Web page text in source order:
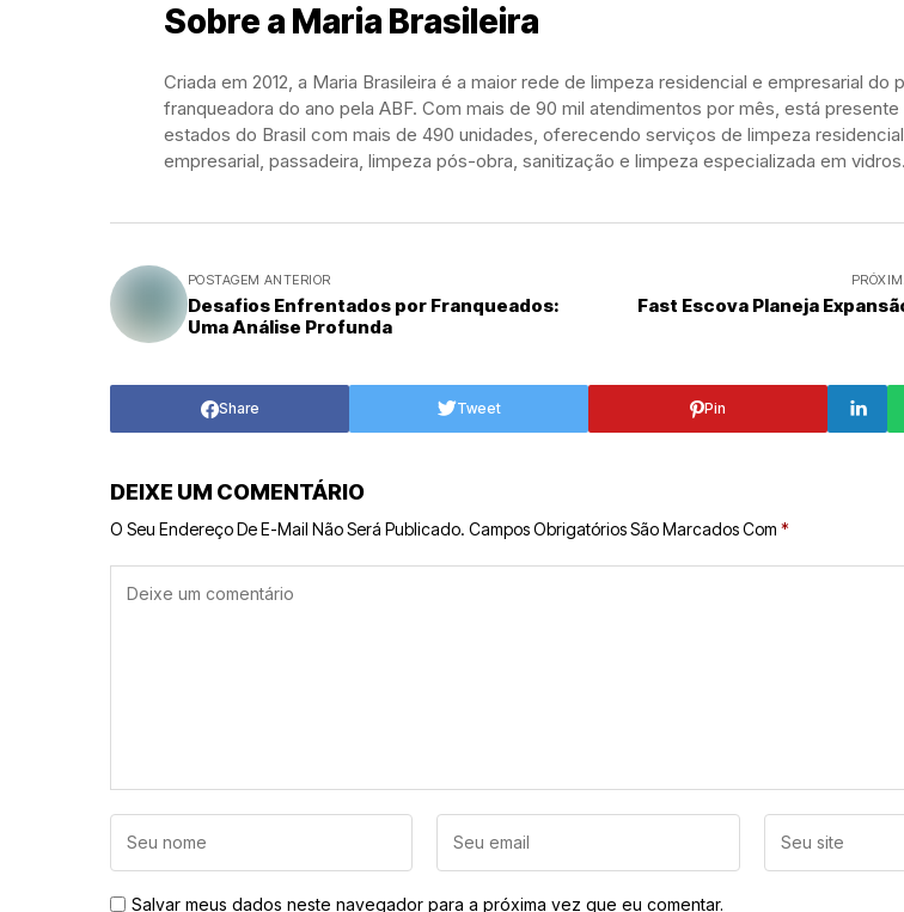
Sobre a Maria Brasileira
Criada em 2012, a Maria Brasileira é a maior rede de limpeza residencial e empresarial do
franqueadora do ano pela ABF. Com mais de 90 mil atendimentos por mês, está
estados do Brasil com mais de 490 unidades, oferecendo serviços de limpeza
empresarial, passadeira, limpeza pós-obra, sanitização e limpeza especializada em vidros.
POSTAGEM ANTERIOR
Desafios Enfrentados por Franqueados:
Uma Análise Profunda
Fast Escova Planeja
Share Tweet Pin
DEIXE UM COMENTÁRIO
O Seu Endereço De E-Mail Não Será Publicado. Campos Obrigatórios São Marcados Com *
Salvar meus dados neste navegador para a próxima vez que eu comentar.